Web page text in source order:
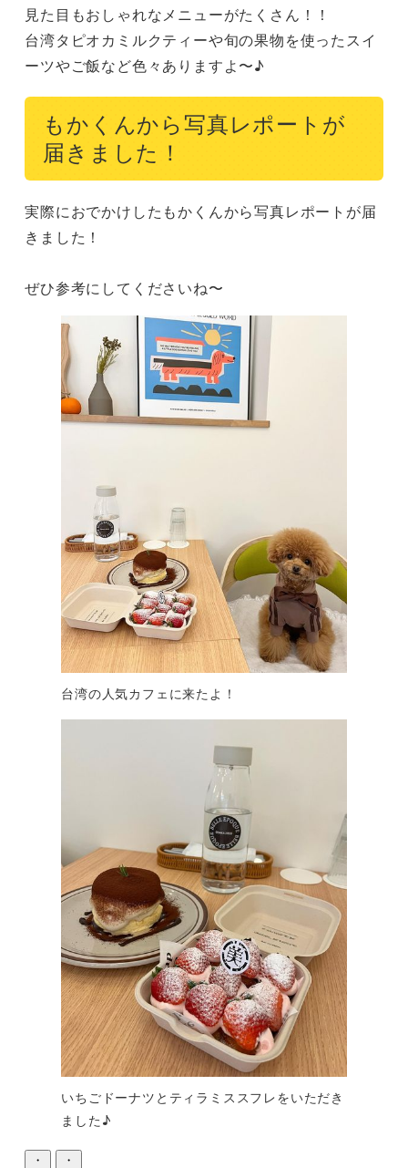
見た目もおしゃれなメニューがたくさん！！
台湾タピオカミルクティーや旬の果物を使ったスイ
ーツやご飯など色々ありますよ〜♪
もかくんから写真レポートが
届きました！
実際におでかけしたもかくんから写真レポートが届
きました！
ぜひ参考にしてくださいね〜
台湾の人気カフェに来たよ！
いちごドーナツとティラミススフレをいただき
ました♪
・ ・